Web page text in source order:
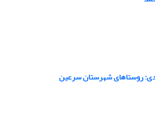
روستاهای شهرستان سرعین